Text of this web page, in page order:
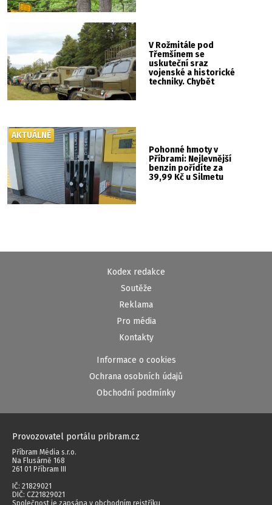
V Rožmitále pod
Třemšínem se
uskuteční sraz
vojenské a historické
techniky. Chybět
Pohonné hmoty v
Příbrami: Nejlevnější
benzin pořídíte za
39,99 Kč u Silmetu
AKTUÁLNĚ
Kodex redakce
Soutěže
Reklama
Pro média
Kontakty
Informace o cookies
Ochrana osobních údajů
Obchodní podmínky
Provozovatel portálu pribram.cz
Příbram Média s.r.o.
Na Flusárně 168
261 01 Příbram III
IČ: 21829021
DIČ: CZ21829021